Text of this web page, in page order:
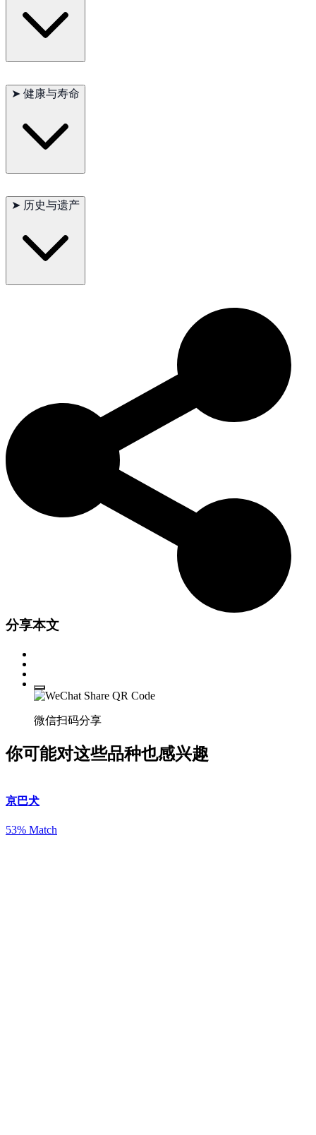
练，适应能力强，是优秀的家庭伴侣和工作犬。
们需要大量的运动来消耗精力和保持健康。耳朵需要定期检查和
需要主人有足够的时间和精力陪伴。
➤ 健康与寿命
次要问题：甲状腺功能减退、过敏
偶尔出现
建议测试
➤ 历史与遗产
地赢得了广泛的赞誉。它们最初被用作狩猎犬，现在已成为受欢
迎的家庭伴侣和工作犬。其友好和多才多艺的特点使其在各种犬
类活动中脱颖而出，继续受到犬爱好者的喜爱。
分享本文
微信扫码分享
你可能对这些品种也感兴趣